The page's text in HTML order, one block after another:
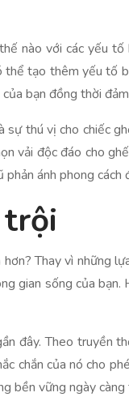
nào với các yếu
tạo thêm yếu tố
bạn đồng thời
thú vị cho chiếc
vải độc đáo cho
ánh phong cách
Thay vì những
sống của
đây. Theo truyền
chắn của nó cho
bền vững ngày